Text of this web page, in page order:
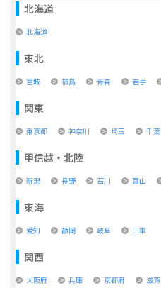
北海道
北海道
東北
宮城 福島 青森 岩手
関東
東京都 神奈川 埼玉 千葉
甲信越・北陸
新潟 長野 石川 富山
東海
愛知 静岡 岐阜 三重
関西
大阪府 兵庫 京都府 滋賀